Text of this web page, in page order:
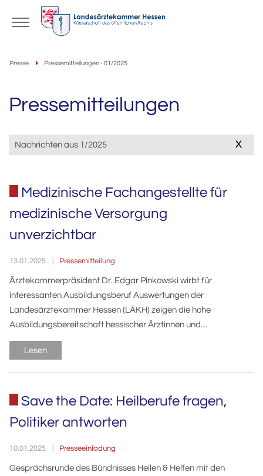
Presse Pressemitteilungen - 01/2025
Pressemitteilungen
Nachrichten aus 1/2025 x
Medizinische Fachangestellte für
medizinische Versorgung
unverzichtbar
13.01.2025 Pressemitteilung
Ärztekammerpräsident Dr. Edgar Pinkowski wirbt für
interessanten Ausbildungsberuf Auswertungen der
Landesärztekammer Hessen (LÄKH) zeigen die hohe
Ausbildungsbereitschaft hessischer Ärztinnen und…
Lesen
Save the Date: Heilberufe fragen,
Politiker antworten
10.01.2025 Presseeinladung
Gesprächsrunde des Bündnisses Heilen & Helfen mit den